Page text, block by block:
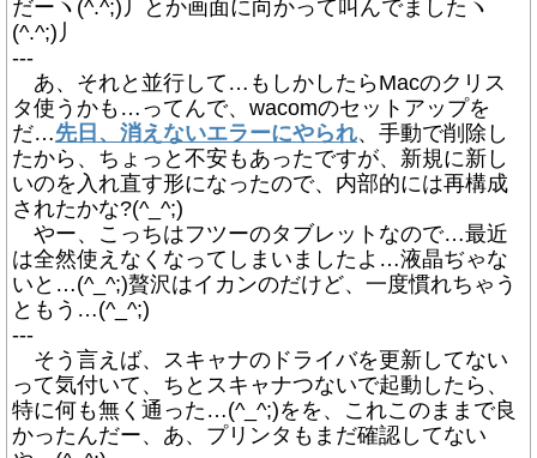
だーヽ(^.^;)丿とか画面に向かって叫んでましたヽ
(^.^;)丿
---
あ、それと並行して…もしかしたらMacのクリス
タ使うかも…ってんで、wacomのセットアップを
だ…先日、消えないエラーにやられ、手動で削除し
たから、ちょっと不安もあったですが、新規に新し
いのを入れ直す形になったので、内部的には再構成
されたかな?(^_^;)
やー、こっちはフツーのタブレットなので…最近
は全然使えなくなってしまいましたよ…液晶ぢゃな
いと…(^_^;)贅沢はイカンのだけど、一度慣れちゃう
ともう…(^_^;)
---
そう言えば、スキャナのドライバを更新してない
って気付いて、ちとスキャナつないで起動したら、
特に何も無く通った…(^_^;)をを、これこのままで良
かったんだー、あ、プリンタもまだ確認してない